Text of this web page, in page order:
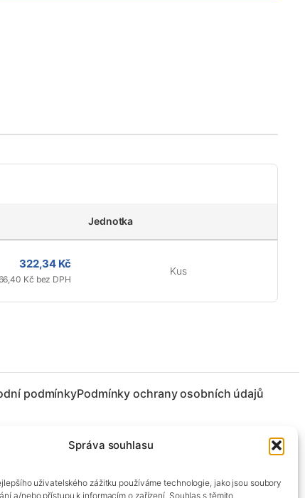
Správa souhlasu
uživatelského zážitku používáme technologie, jako jsou soubory
a/nebo přístupu k informacím o zařízení. Souhlas s těmito
Jednotka
322,34 Kč
Kč bez DPH
Kus
podmínkyPodmínky ochrany osobních údajů